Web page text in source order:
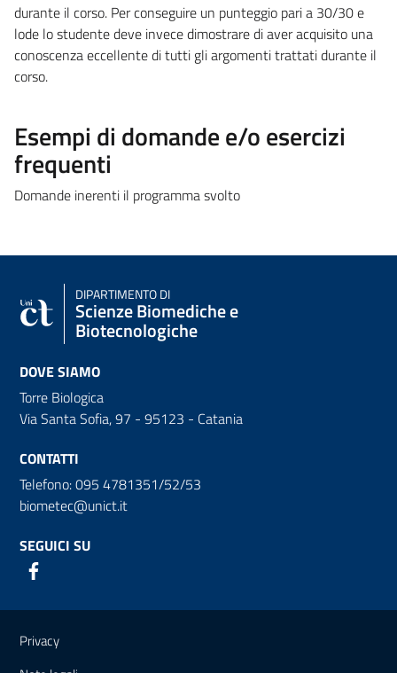
durante il corso. Per conseguire un punteggio pari a 30/30 e
lode lo studente deve invece dimostrare di aver acquisito una
conoscenza eccellente di tutti gli argomenti trattati durante il
corso.
Esempi di domande e/o esercizi
frequenti
Domande inerenti il programma svolto
DIPARTIMENTO DI
Scienze Biomediche e
Biotecnologiche
DOVE SIAMO
Torre Biologica
Via Santa Sofia, 97 - 95123 - Catania
CONTATTI
Telefono: 095 4781351/52/53
biometec@unict.it
SEGUICI SU
Link e informazioni utili
Privacy